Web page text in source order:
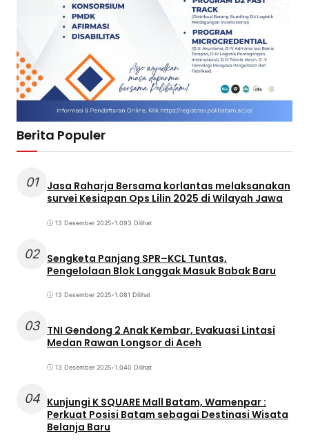
Berita Populer
01
Jasa Raharja Bersama korlantas melaksanakan
survei Kesiapan Ops Lilin 2025 di Wilayah Jawa
13 Desember 2025•1.093 Dilihat
02 Sengketa Panjang SPR–KCL Tuntas,
Pengelolaan Blok Langgak Masuk Babak Baru
13 Desember 2025•1.081 Dilihat
03 TNI Gendong 2 Anak Kembar, Evakuasi Lintasi
Medan Rawan Longsor di Aceh
13 Desember 2025•1.040 Dilihat
04 Kunjungi K SQUARE Mall Batam, Wamenpar :
Perkuat Posisi Batam sebagai Destinasi Wisata
Belanja Baru